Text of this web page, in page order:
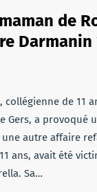
de
Darmanin
collégienne de 11
Gers, a provoqué
une autre affaire
ans, avait été
Sa…